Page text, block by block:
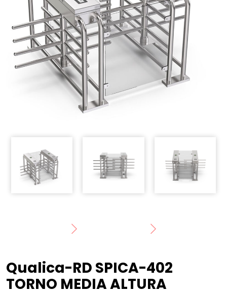
Qualica-RD SPICA-402
TORNO MEDIA ALTURA